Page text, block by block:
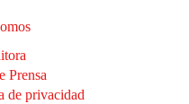
Prensa
de privacidad